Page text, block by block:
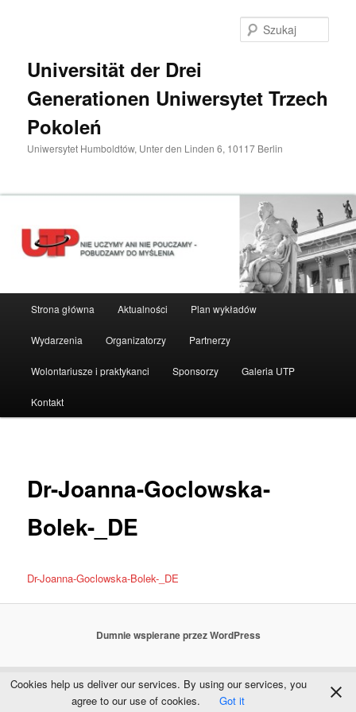
Universität der Drei
Generationen Uniwersytet Trzech
Pokoleń
Uniwersytet Humboldtów, Unter den Linden 6, 10117 Berlin
Strona główna Aktualności Plan wykładów
Wydarzenia Organizatorzy Partnerzy
Wolontariusze i praktykanci Sponsorzy Galeria UTP
Kontakt
Dr-Joanna-Goclowska-
Bolek-_DE
Dr-Joanna-Goclowska-Bolek-_DE
Dumnie wspierane przez WordPress
Cookies help us deliver our services. By using our services, you
agree to our use of cookies.
Got it